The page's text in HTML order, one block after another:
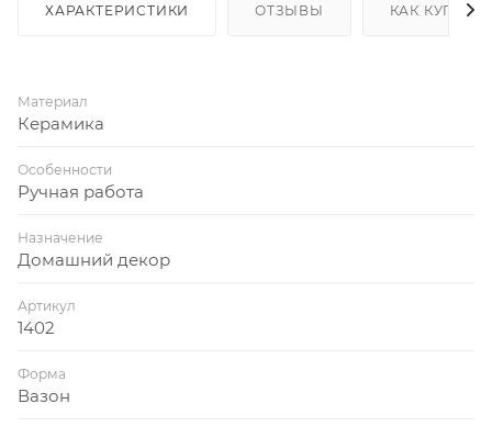
ХАРАКТЕРИСТИКИ ОТЗЫВЫ КАК КУПИТЬ
Материал
Керамика
Особенности
Ручная работа
Назначение
Домашний декор
Артикул
1402
Форма
Вазон